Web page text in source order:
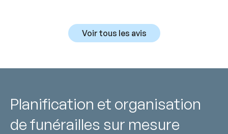
Voir tous les avis
Planification et organisation
de funérailles sur mesure